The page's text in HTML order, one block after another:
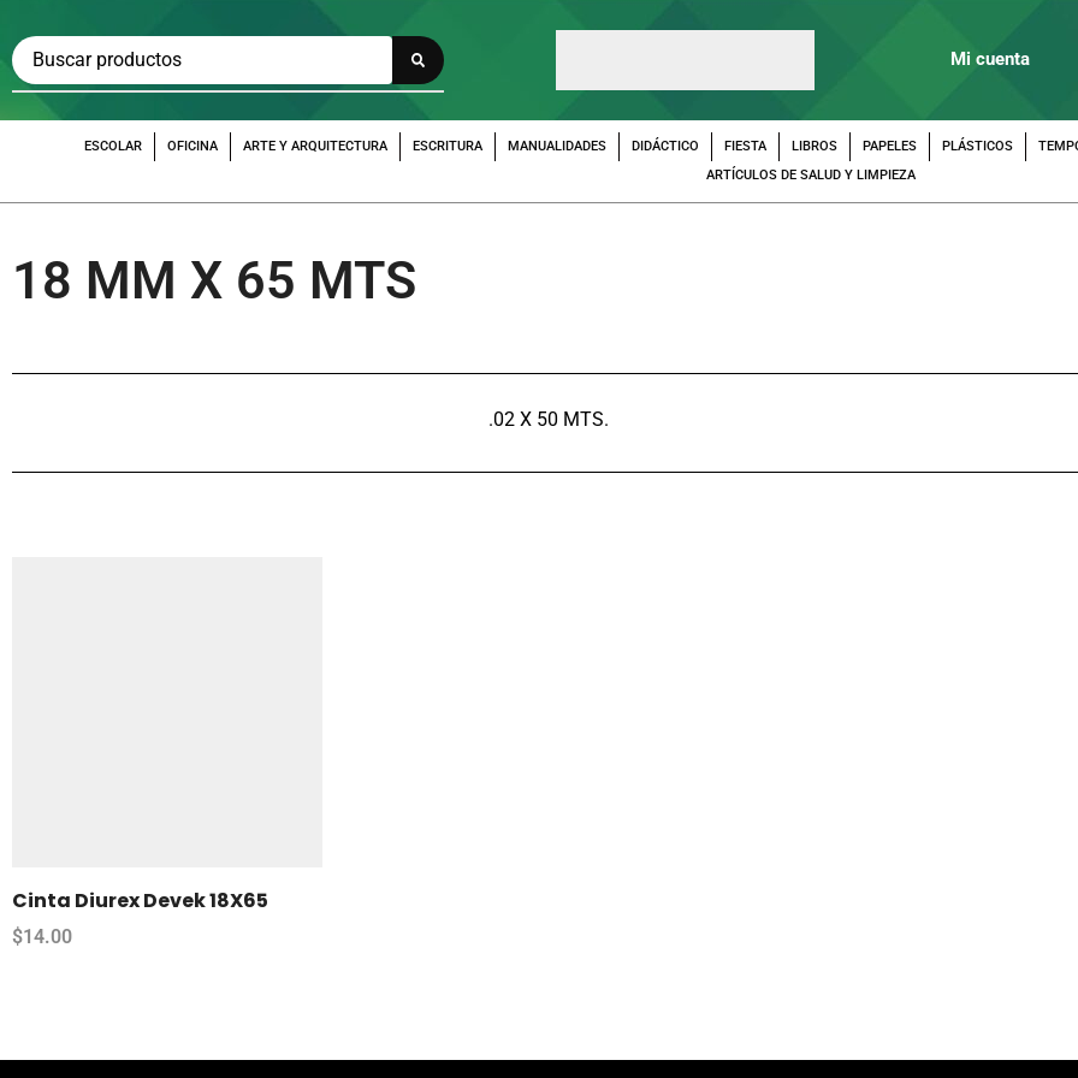
Mi cuenta
ESCOLAR OFICINA ARTE Y ARQUITECTURA ESCRITURA MANUALIDADES DIDÁCTICO FIESTA LIBROS PAPELES PLÁSTICOS
ARTÍCULOS DE SALUD Y LIMPIEZA
18 MM X 65 MTS
.02 X 50 MTS.
Cinta Diurex Devek 18X65
$14.00